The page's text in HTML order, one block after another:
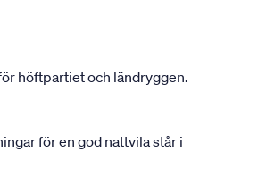
höftpartiet och ländryggen.
för en god nattvila står i